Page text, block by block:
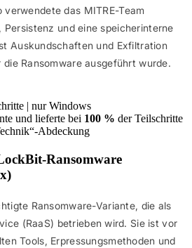
verwendete das MITRE-Team
Persistenz und eine speicherinterne
Auskundschaften und Exfiltration
Ransomware ausgeführt wurde.
| nur Windows
und lieferte bei 100 % der Teilschritte
Abdeckung
Ransomware
Ransomware-Variante, die als
(RaaS) betrieben wird. Sie ist vor
Tools, Erpressungsmethoden und